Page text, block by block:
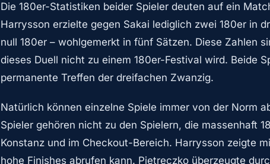
Die 180er-Statistiken beider Spieler deuten auf ein
Harrysson erzielte gegen Sakai lediglich zwei 180er in
null 180er – wohlgemerkt in fünf Sätzen. Diese Zahlen
dieses Duell nicht zu einem 180er-Festival wird. Beide
permanente Treffen der dreifachen Zwanzig.
Natürlich können einzelne Spiele immer von der Norm
Spieler gehören nicht zu den Spielern, die massenhaft
Konstanz und im Checkout-Bereich. Harrysson zeigte
hohe Finishes abrufen kann. Pietreczko überzeugte